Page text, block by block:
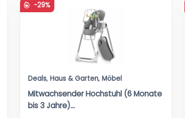
-29%
Deals, Haus & Garten, Möbel
Mitwachsender Hochstuhl (6 Monate
bis 3 Jahre)...